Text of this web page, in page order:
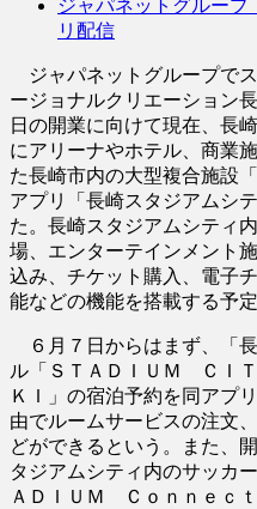
ジャパネットグルー
リ配信
ジャパネットグループで
ージョナルクリエーション
日の開業に向けて現在、長
にアリーナやホテル、商業
た長崎市内の大型複合施設
アプリ「長崎スタジアムシ
た。長崎スタジアムシティ
場、エンターテインメント
込み、チケット購入、電子
能などの機能を搭載する予定
６月７日からはまず、「
ル「ＳＴＡＤＩＵＭ ＣＩ
ＫＩ」の宿泊予約を同アプ
由でルームサービスの注文
どができるという。また、
タジアムシティ内のサッカ
ＡＤＩＵＭ Ｃｏｎｎｅｃ